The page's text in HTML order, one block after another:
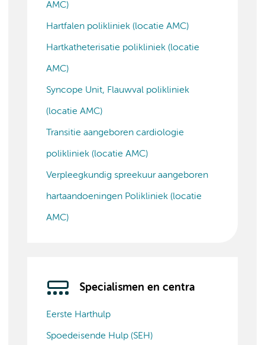
AMC)
Hartfalen polikliniek (locatie AMC)
Hartkatheterisatie polikliniek (locatie
AMC)
Syncope Unit, Flauwval polikliniek
(locatie AMC)
Transitie aangeboren cardiologie
polikliniek (locatie AMC)
Verpleegkundig spreekuur aangeboren
hartaandoeningen Polikliniek (locatie
AMC)
Specialismen en centra
Eerste Harthulp
Spoedeisende Hulp (SEH)